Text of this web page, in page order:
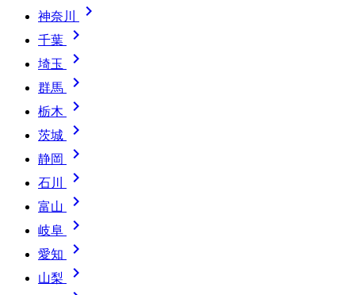
神奈川 
千葉 
埼玉 
群馬 
栃木 
茨城 
静岡 
石川 
富山 
岐阜 
愛知 
山梨 